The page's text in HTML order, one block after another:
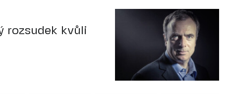
rozsudek kvůli